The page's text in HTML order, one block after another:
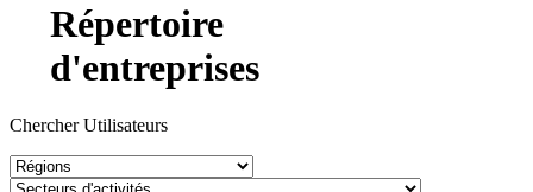
Répertoire
d'entreprises
Chercher Utilisateurs